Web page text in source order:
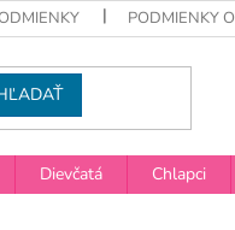
PODMIENKY
Dievčatá Chlapci